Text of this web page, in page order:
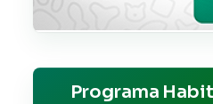
Programa